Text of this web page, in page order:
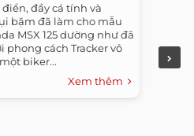
đầy cá tính và
bặm đã làm cho mẫu
MSX 125 dường như đã
phong cách Tracker vô
biker...
Xem thêm